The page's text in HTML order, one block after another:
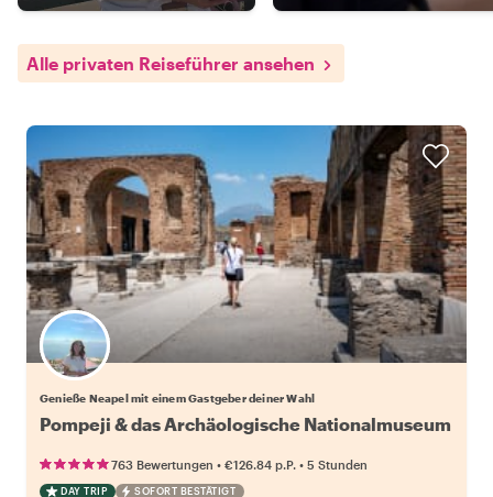
Alle privaten Reiseführer ansehen
Wähle deinen Lieblingsgastgeber
Genieße Neapel mit einem Gastgeber deiner Wahl
Pompeji & das Archäologische Nationalmuseum
763 Bewertungen • €126.84 p.P. • 5 Stunden
DAY TRIP SOFORT BESTÄTIGT